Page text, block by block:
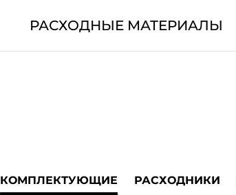
РАСХОДНЫЕ МАТЕРИАЛЫ
КОМПЛЕКТУЮЩИЕ РАСХОДНИКИ